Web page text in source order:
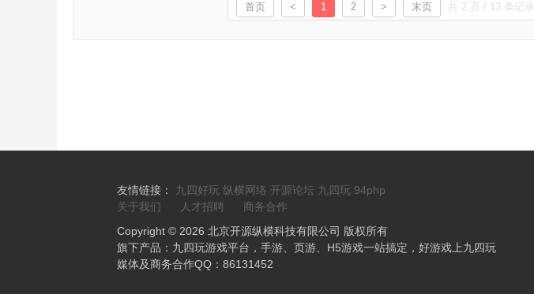
首页 < 1 2 > 末页 共 2 页 / 13 条记录
友情链接： 九四好玩 纵横网络 开源论坛 九四玩 94php
关于我们
人才招聘
商务合作
Copyright © 2026 北京开源纵横科技有限公司 版权所有
旗下产品：九四玩游戏平台，手游、页游、H5游戏一站搞定，好游戏上九四玩
媒体及商务合作QQ：86131452